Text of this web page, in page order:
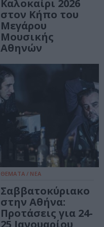
Καλοκαίρι 2026
στον Κήπο του
Μεγάρου
Μουσικής
Αθηνών
ΘΕΜΑΤΑ / ΝΕΑ
Σαββατοκύριακο
στην Αθήνα:
Προτάσεις για 24-